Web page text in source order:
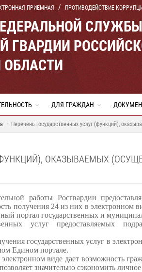
ПРИЕМНАЯ ПРОТИВОДЕЙСТВИЕ
ГВАРДИИ
ОБЛАСТИ
ДЛЯ ГРАЖДАН
Перечень государственных услуг (функций),
ОКАЗЫВАЕМЫХ
работы Росгвардии
получения 24 из них в
портал государственных и
услуг предоставляемых
государственных услуг в
Едином портале.
виде дает возможность
значительно сэкономить